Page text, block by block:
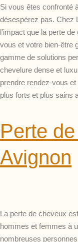
Si vous êtes confronté
désespérez pas. Chez
l’impact que la perte
vous et votre bien-être
gamme de solutions
chevelure dense et
prendre rendez-vous
plus forts et plus sains
Perte
Avignon
La perte de cheveux
hommes et femmes à
nombreuses